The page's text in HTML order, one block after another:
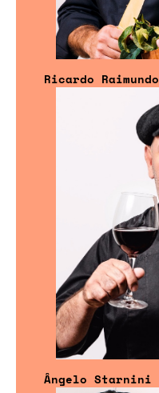
Ricardo Raimundo
Ângelo Starnini